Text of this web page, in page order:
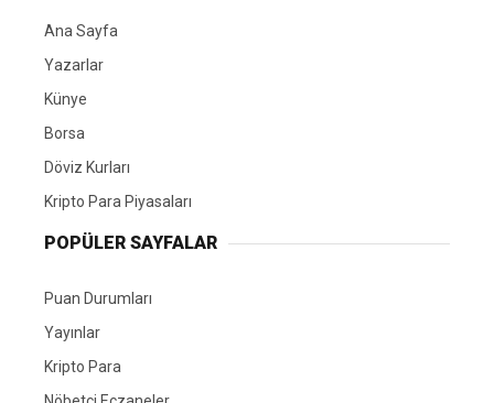
Ana Sayfa
Yazarlar
Künye
Borsa
Döviz Kurları
Kripto Para Piyasaları
POPÜLER SAYFALAR
Puan Durumları
Yayınlar
Kripto Para